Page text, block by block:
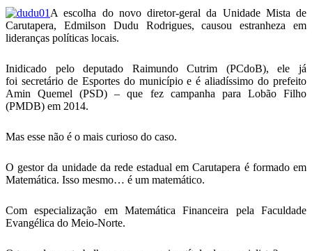
Telegram
A escolha do novo diretor-geral da Unidade Mista de
Carutapera, Edmilson Dudu Rodrigues, causou estranheza em
lideranças políticas locais.
Inidicado pelo deputado Raimundo Cutrim (PCdoB), ele já
foi secretário de Esportes do município e é aliadíssimo do prefeito
Amin Quemel (PSD) – que fez campanha para Lobão Filho
(PMDB) em 2014.
Mas esse não é o mais curioso do caso.
O gestor da unidade da rede estadual em Carutapera é formado em
Matemática. Isso mesmo… é um matemático.
Com especialização em Matemática Financeira pela Faculdade
Evangélica do Meio-Norte.